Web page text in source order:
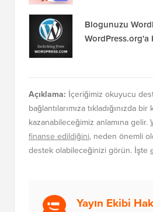
Blogunuzu
WordPress.org'a
Açıklama: İçeriğimiz okuyucu
bağlantılarımıza tıkladığınızda
kazanabileceğimiz anlamına gelir.
finanse edildiğini, neden önemli
destek olabileceğinizi görün. İşte
Yayın Ekibi